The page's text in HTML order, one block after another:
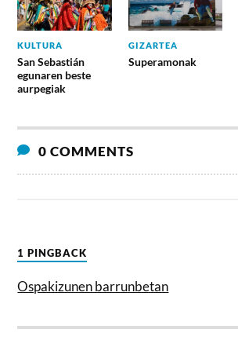
KULTURA
San Sebastián
egunaren beste
aurpegiak
GIZARTEA
Superamonak
0 COMMENTS
1 PINGBACK
Ospakizunen barrunbetan